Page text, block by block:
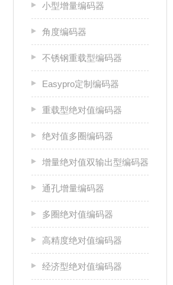
小型增量编码器
角度编码器
不锈钢重载型编码器
Easypro定制编码器
重载型绝对值编码器
绝对值多圈编码器
增量绝对值双输出型编码器
通孔增量编码器
多圈绝对值编码器
高精度绝对值编码器
经济型绝对值编码器